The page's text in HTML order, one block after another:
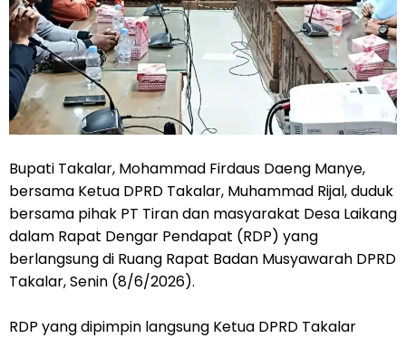
Bupati Takalar, Mohammad Firdaus Daeng Manye,
bersama Ketua DPRD Takalar, Muhammad Rijal, duduk
bersama pihak PT Tiran dan masyarakat Desa Laikang
dalam Rapat Dengar Pendapat (RDP) yang
berlangsung di Ruang Rapat Badan Musyawarah DPRD
Takalar, Senin (8/6/2026).
RDP yang dipimpin langsung Ketua DPRD Takalar